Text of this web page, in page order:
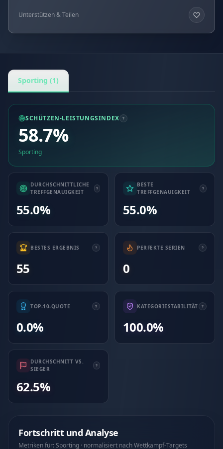
Unterstützen & Teilen
Sporting (1)
SCHÜTZEN-LEISTUNGSINDEX
58.7%
Sporting
DURCHSCHNITTLICHE
TREFFGENAUIGKEIT
55.0%
BESTE
TREFFGENAUIGKEIT
55.0%
BESTES ERGEBNIS
55
PERFEKTE SERIEN
0
TOP-10-QUOTE
0.0%
KATEGORIESTABILITÄT
100.0%
DURCHSCHNITT VS.
SIEGER
62.5%
Fortschritt und Analyse
Metriken für: Sporting · normalisiert nach Wettkampf-Targets